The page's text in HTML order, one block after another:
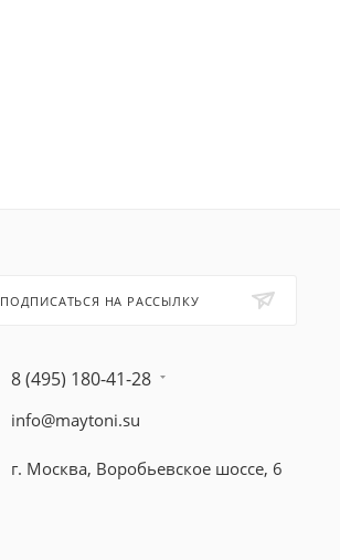
ПОДПИСАТЬСЯ НА РАССЫЛКУ
8 (495) 180-41-28
info@maytoni.su
г. Москва, Воробьевское шоссе, 6